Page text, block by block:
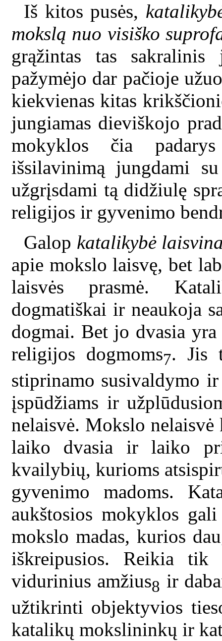
Iš kitos pusės,
mokslą nuo visiško
grąžintas tas
pažymėjo dar pačioje
kiekvienas kitas
jungiamas dieviškojo
mokyklos čia
išsilavinimą jungdami
užgrįsdami tą didžiulę
religijos ir gyvenimo
Galop katalikybė
apie mokslo laisvę, bet
laisvės prasmė.
dogmatiškai ir neaukoja
dogmai. Bet jo dvasia
religijos dogmoms7. Jis
stiprinamo susivaldymo
įspūdžiams ir
nelaisvė. Mokslo
laiko dvasia ir laiko
kvailybių, kurioms
gyvenimo madoms.
aukštosios mokyklos
mokslo madas, kurios
iškreipusios. Reikia tik
vidurinius amžius8 ir
užtikrinti objektyvios
katalikų mokslininkų ir